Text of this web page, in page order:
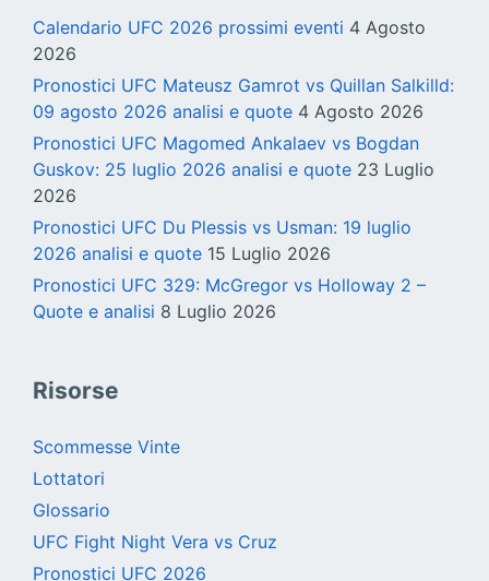
Calendario UFC 2026 prossimi eventi 4 Agosto
2026
Pronostici UFC Mateusz Gamrot vs Quillan Salkilld:
09 agosto 2026 analisi e quote 4 Agosto 2026
Pronostici UFC Magomed Ankalaev vs Bogdan
Guskov: 25 luglio 2026 analisi e quote 23 Luglio
2026
Pronostici UFC Du Plessis vs Usman: 19 luglio
2026 analisi e quote 15 Luglio 2026
Pronostici UFC 329: McGregor vs Holloway 2 –
Quote e analisi 8 Luglio 2026
Risorse
Scommesse Vinte
Lottatori
Glossario
UFC Fight Night Vera vs Cruz
Pronostici UFC 2026